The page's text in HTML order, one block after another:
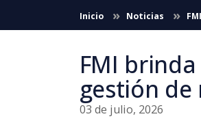
Saltar al contenido principal
Inicio Noticias
FMI
gestión
03 de julio, 2026